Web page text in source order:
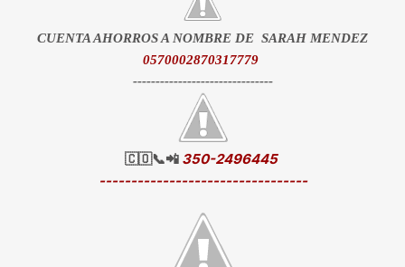
CUENTA AHORROS A NOMBRE DE SARAH MENDEZ
0570002870317779
-------------------------------
🇨🇴📞📲 350-2496445
---------------------------------